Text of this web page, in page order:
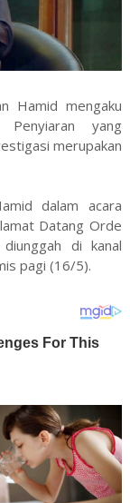
Hamid mengaku
yang
merupakan
dalam acara
Datang Orde
di kanal
pagi (16/5).